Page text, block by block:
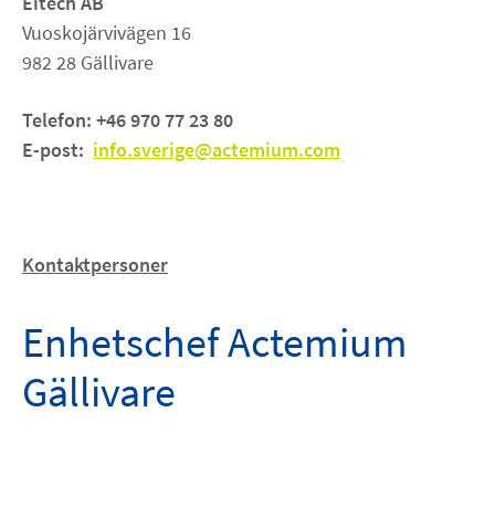
KARRIÄR
NYHETER
Vuoskojärvivägen 16
982 28 Gällivare
Telefon: +46 970 77 23 80
E-post: info.sverige@actemium.com
Kontaktpersoner
Enhetschef Actemium
Gällivare